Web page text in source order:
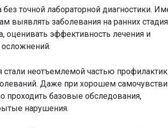
точной лабораторной диагностики.
выявлять заболевания на ранних
оценивать эффективность лечения и
стали неотъемлемой частью
Даже при хорошем
проходить базовые обследования,
нарушения.